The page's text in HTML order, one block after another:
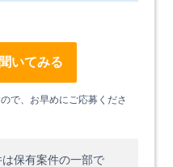
いてみる
で、お早めにご応募くださ
保有案件の一部で